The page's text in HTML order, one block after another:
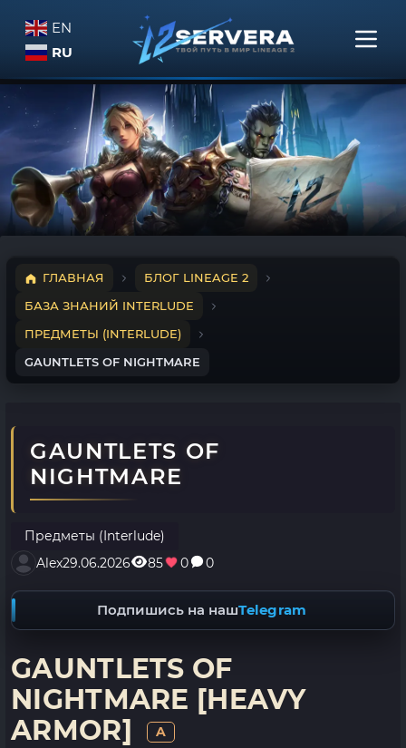
EN
RU
ГЛАВНАЯ
БЛОГ LINEAGE 2
БАЗА ЗНАНИЙ INTERLUDE
ПРЕДМЕТЫ (INTERLUDE)
GAUNTLETS OF NIGHTMARE
GAUNTLETS OF
NIGHTMARE
Предметы (Interlude)
Alex29.06.2026 85 0 0
Подпишись на нашTelegram
GAUNTLETS OF
NIGHTMARE [HEAVY
ARMOR]
A